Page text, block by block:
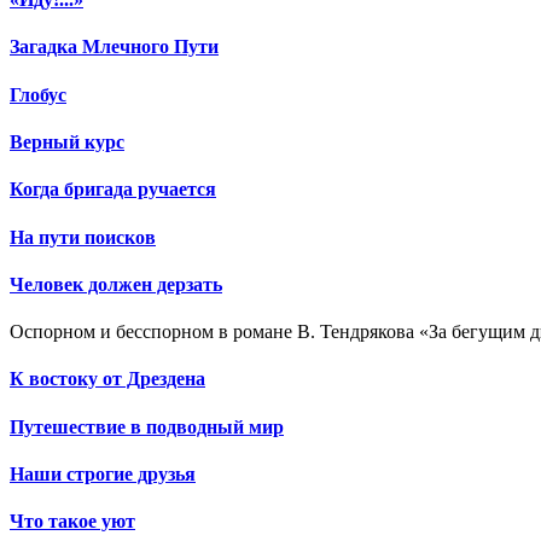
Загадка Млечного Пути
Глобус
Верный курс
Когда бригада ручается
На пути поисков
Человек должен дерзать
Оспорном и бесспорном в романе В. Тендрякова «За бегущим
К востоку от Дрездена
Путешествие в подводный мир
Наши строгие друзья
Что такое уют